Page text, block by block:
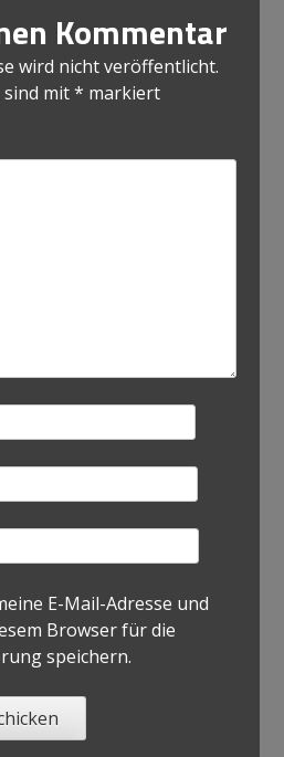
Kommentar
wird nicht veröffentlicht.
sind mit* markiert
E-Mail-Adresse und
Browser für die
speichern.